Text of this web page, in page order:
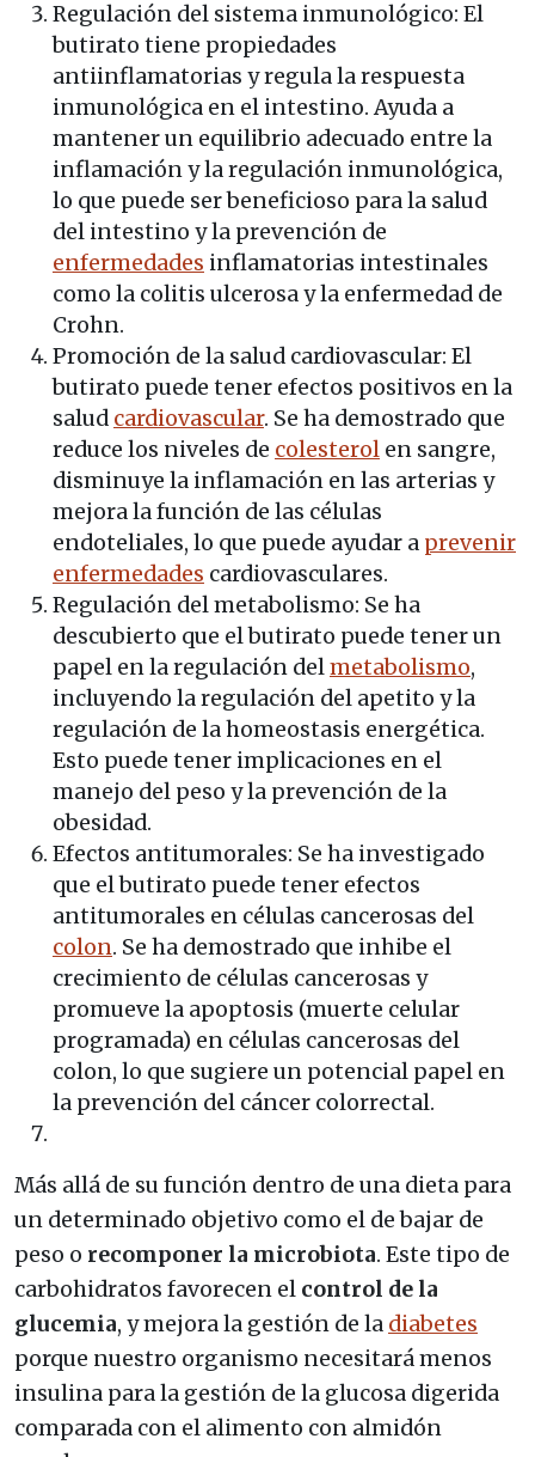
Regulación del sistema inmunológico: El
butirato tiene propiedades
antiinflamatorias y regula la respuesta
inmunológica en el intestino. Ayuda a
mantener un equilibrio adecuado entre la
inflamación y la regulación inmunológica,
lo que puede ser beneficioso para la salud
del intestino y la prevención de
enfermedades inflamatorias intestinales
como la colitis ulcerosa y la enfermedad de
Crohn.
Promoción de la salud cardiovascular: El
butirato puede tener efectos positivos en la
salud cardiovascular. Se ha demostrado que
reduce los niveles de colesterol en sangre,
disminuye la inflamación en las arterias y
mejora la función de las células
endoteliales, lo que puede ayudar a prevenir
enfermedades cardiovasculares.
Regulación del metabolismo: Se ha
descubierto que el butirato puede tener un
papel en la regulación delmetabolismo,
incluyendo la regulación del apetito y la
regulación de la homeostasis energética.
Esto puede tener implicaciones en el
manejo del peso y la prevención de la
obesidad.
Efectos antitumorales: Se ha investigado
que el butirato puede tener efectos
antitumorales en células cancerosas del
colon. Se ha demostrado que inhibe el
crecimiento de células cancerosas y
promueve la apoptosis (muerte celular
programada) en células cancerosas del
colon, lo que sugiere un potencial papel en
la prevención del cáncer colorrectal.
Más allá de su función dentro de una dieta para
un determinado objetivo como el de bajar de
peso o recomponer la microbiota. Este tipo de
carbohidratos favorecen el control de la
glucemia, y mejora la gestión de la diabetes
porque nuestro organismo necesitará menos
insulina para la gestión de la glucosa digerida
comparada con el alimento con almidón